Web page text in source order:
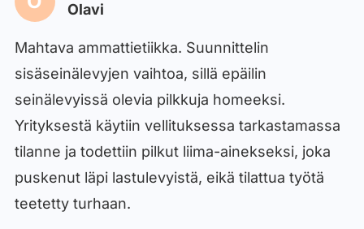
Olavi
Mahtava ammattietiikka. Suunnittelin
sisäseinälevyjen vaihtoa, sillä epäilin
seinälevyissä olevia pilkkuja homeeksi.
Yrityksestä käytiin vellituksessa tarkastamassa
tilanne ja todettiin pilkut liima-ainekseksi, joka
puskenut läpi lastulevyistä, eikä tilattua työtä
teetetty turhaan.